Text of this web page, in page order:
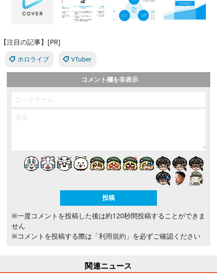
【注目の記事】[PR]
ホロライブ VTuber
コメント欄を非表示
※一度コメントを投稿した後は約120秒間投稿することができま
せん
※コメントを投稿する際は 「利用規約」 を必ずご確認ください
関連ニュース